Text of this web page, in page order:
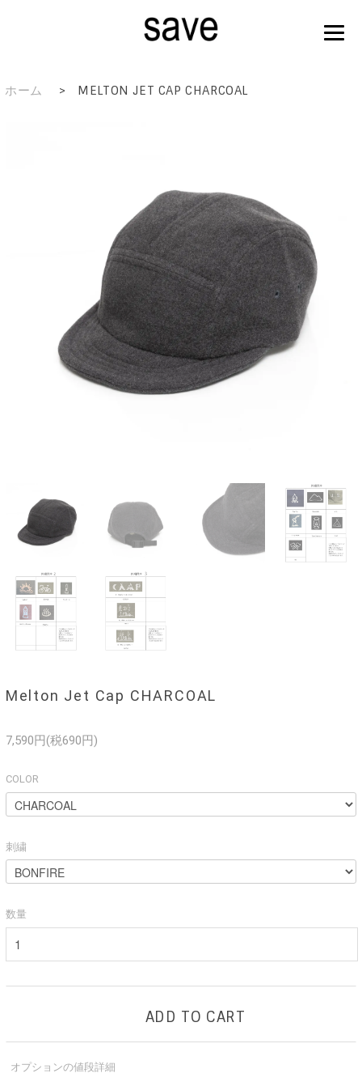
ホーム > MELTON JET CAP CHARCOAL
Melton Jet Cap CHARCOAL
7,590円(税690円)
COLOR
刺繍
数量
ADD TO CART
オプションの値段詳細